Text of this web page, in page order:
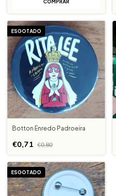
ESGOTADO
Botton Enredo Padroeira
€0,71 €0,80
ESGOTADO